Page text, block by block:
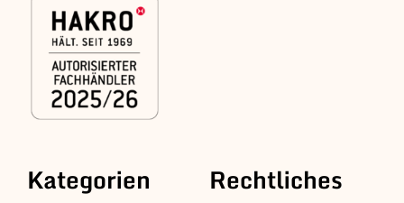
Kategorien Rechtliches